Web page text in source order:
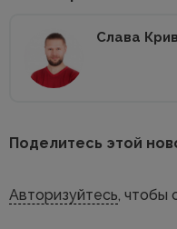
Слава
Поделитесь этой
Авторизуйтесь, чтобы